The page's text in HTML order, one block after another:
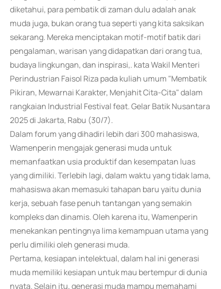
diketahui, para pembatik di zaman dulu adalah anak
muda juga, bukan orang tua seperti yang kita saksikan
sekarang. Mereka menciptakan motif-motif batik dari
pengalaman, warisan yang didapatkan dari orang tua,
budaya lingkungan, dan inspirasi,. kata Wakil Menteri
Perindustrian Faisol Riza pada kuliah umum "Membatik
Pikiran, Mewarnai Karakter, Menjahit Cita-Cita" dalam
rangkaian Industrial Festival feat. Gelar Batik Nusantara
2025 di Jakarta, Rabu (30/7).
Dalam forum yang dihadiri lebih dari 300 mahasiswa,
Wamenperin mengajak generasi muda untuk
memanfaatkan usia produktif dan kesempatan luas
yang dimiliki. Terlebih lagi, dalam waktu yang tidak lama,
mahasiswa akan memasuki tahapan baru yaitu dunia
kerja, sebuah fase penuh tantangan yang semakin
kompleks dan dinamis. Oleh karena itu, Wamenperin
menekankan pentingnya lima kemampuan utama yang
perlu dimiliki oleh generasi muda.
Pertama, kesiapan intelektual, dalam hal ini generasi
muda memiliki kesiapan untuk mau bertempur di dunia
nyata. Selain itu, generasi muda mampu memahami